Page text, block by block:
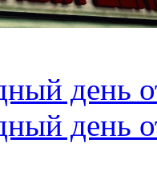
день
день